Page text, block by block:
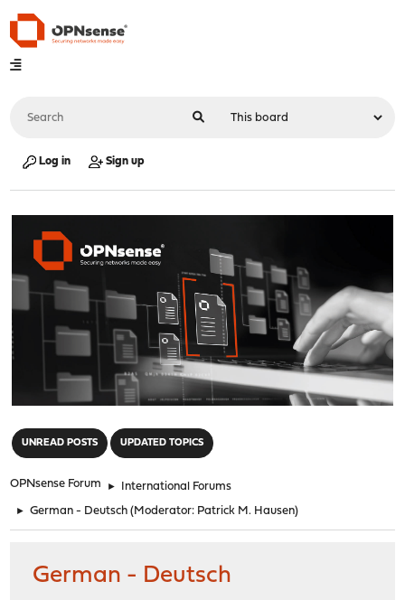
Log in Sign up
UNREAD POSTS UPDATED TOPICS
OPNsense Forum ► International Forums
► German - Deutsch (Moderator: Patrick M. Hausen)
German - Deutsch